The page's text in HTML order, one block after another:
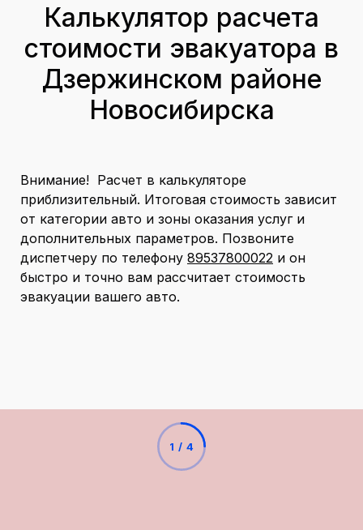
Калькулятор расчета
стоимости эвакуатора в
Дзержинском районе
Новосибирска
Внимание! Расчет в калькуляторе
приблизительный. Итоговая стоимость зависит
от категории авто и зоны оказания услуг и
дополнительных параметров. Позвоните
диспетчеру по телефону 89537800022 и он
быстро и точно вам рассчитает стоимость
эвакуации вашего авто.
1 / 4